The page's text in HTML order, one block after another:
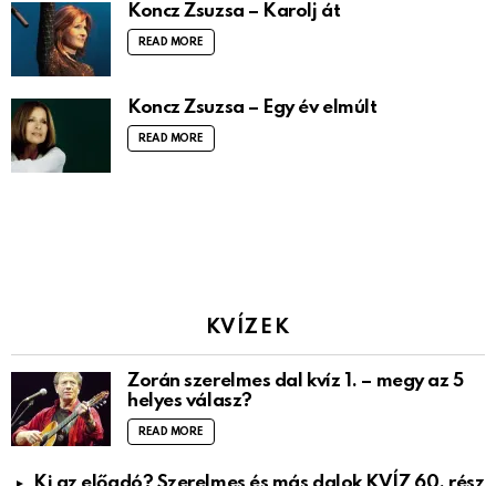
Koncz Zsuzsa – Karolj át
READ MORE
Koncz Zsuzsa – Egy év elmúlt
READ MORE
KVÍZEK
Zorán szerelmes dal kvíz 1. – megy az 5
helyes válasz?
READ MORE